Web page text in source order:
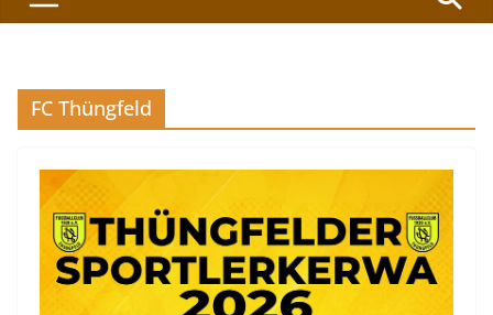
FC Thüngfeld